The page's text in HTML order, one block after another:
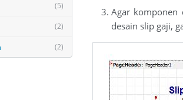
(5)
(2)
(2)
Agar komponen
desain slip gaji,